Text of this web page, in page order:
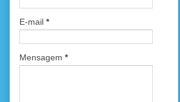
E-mail *
Mensagem *